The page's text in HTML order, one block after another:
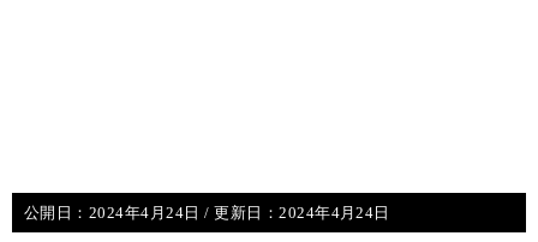
公開日： 2024年4月24日 / 更新日：2024年4月24日